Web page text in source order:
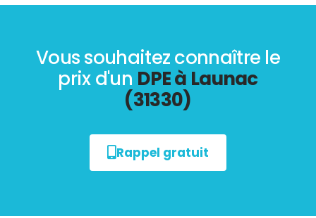
Vous souhaitez connaître le
prix d'un DPE à Launac
(31330)
Rappel gratuit